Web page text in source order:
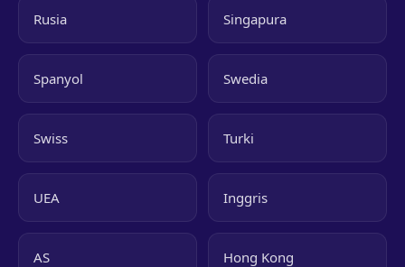
Rusia Singapura
Spanyol Swedia
Swiss Turki
UEA Inggris
AS Hong Kong